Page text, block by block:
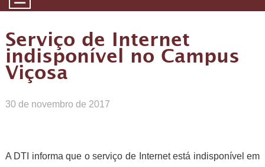
Serviço de Internet
indisponível no Campus
Viçosa
30 de novembro de 2017
A DTI informa que o serviço de Internet está indisponível em